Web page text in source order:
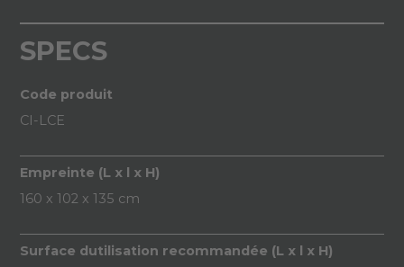
SPECS
Code produit
CI-LCE
Empreinte (L x l x H)
160 x 102 x 135 cm
Surface dutilisation recommandée (L x l x H)